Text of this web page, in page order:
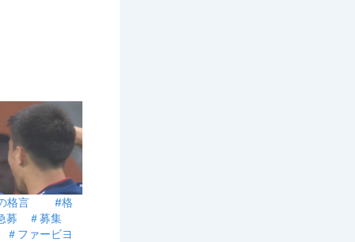
の格言 #格
募 ＃募集
ファービヨ